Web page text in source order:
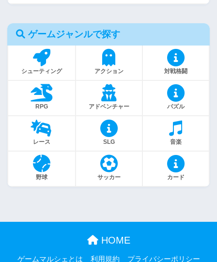
ゲームジャンルで探す
シューティング アクション 対戦格闘
RPG アドベンチャー パズル
レース SLG 音楽
野球 サッカー カード
HOME
ゲームマルシェとは 利用規約 プライバシーポリシー